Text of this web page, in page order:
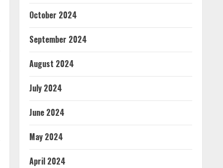
October 2024
September 2024
August 2024
July 2024
June 2024
May 2024
April 2024